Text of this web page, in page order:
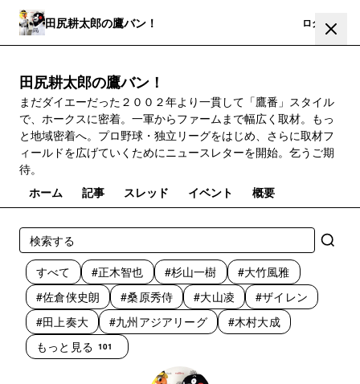
田尻耕太郎の鷹バン！ ログイン
田尻耕太郎の鷹バン！
まだダイエーだった２００２年より一貫して「鷹番」スタイル
で、ホークスに密着。一軍からファームまで幅広く取材。もっ
と地域密着へ。プロ野球・独立リーグをはじめ、さらに取材フ
ィールドを広げていくためにニュースレターを開始。乞うご期
待。
ホーム
記事 スレッド イベント 概要
すべて #正木智也 #杉山一樹
#大竹風雅
#佐倉侠史朗
#桑原秀侍 #大山凌
#ザイレン
#田上奏大
#九州アジアリーグ
#木村大成
もっと見る 101